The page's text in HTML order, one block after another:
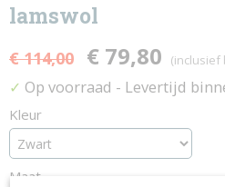
lamswol
€ 114,00 € 79,80 (inclusief
✓ Op voorraad - Levertijd
Kleur
Maat